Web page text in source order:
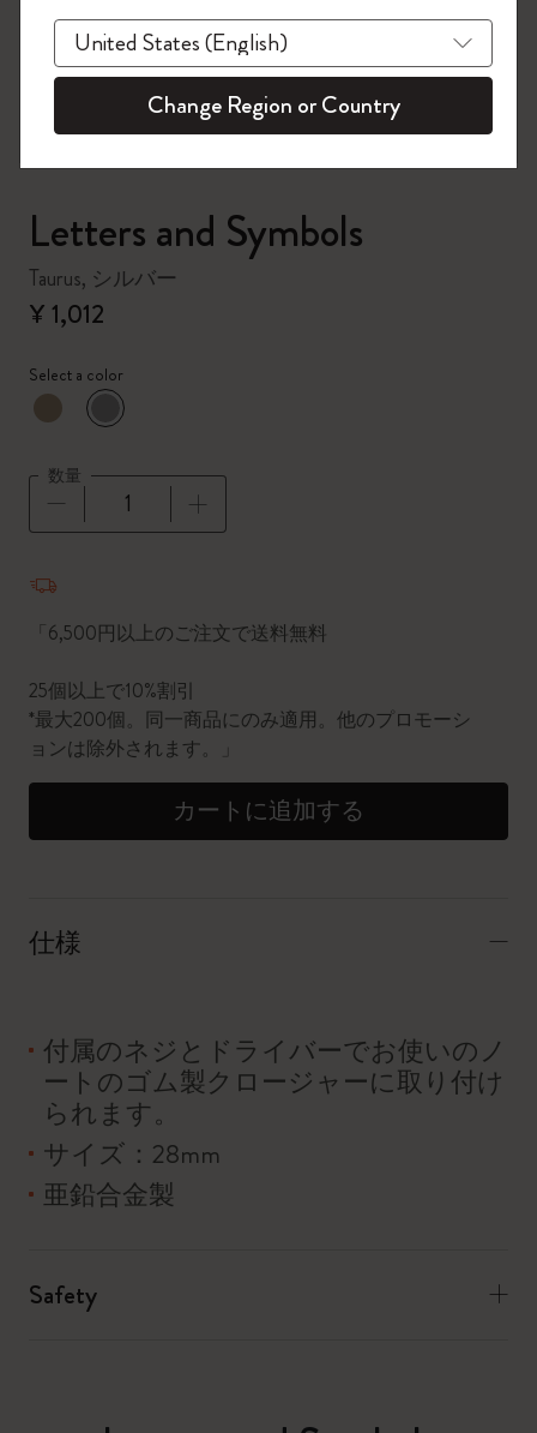
Letters and Symbols
Taurus, シルバー
¥ 1,012
Select a color
選択済
*選択したカラー
数量
「6,500円以上のご注文で送料無料
25個以上で10%割引
*最大200個。同一商品にのみ適用。他のプロモーシ
ョンは除外されます。」
カートに追加する
仕様
付属のネジとドライバーでお使いのノ
ートのゴム製クロージャーに取り付け
られます。
サイズ：28mm
亜鉛合金製
Safety
レーションを手に入れましょう。
今すぐ会員登録 !
Change Region or Country